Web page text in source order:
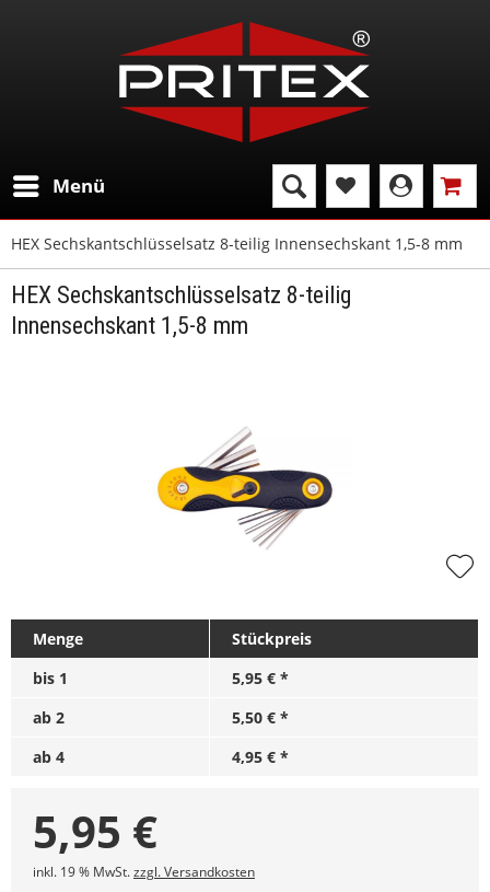
Menü
HEX Sechskantschlüsselsatz 8-teilig Innensechskant 1,5-8 mm
HEX Sechskantschlüsselsatz 8-teilig
Innensechskant 1,5-8 mm
Menge
Stückpreis
bis 1
5,95 € *
ab 2
5,50 € *
ab 4 4,95 € *
5,95 €
inkl. 19 % MwSt.zzgl. Versandkosten